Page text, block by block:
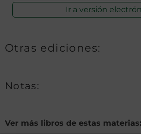
Ir a versión
Otras ediciones:
Notas:
Ver más libros de estas materias: